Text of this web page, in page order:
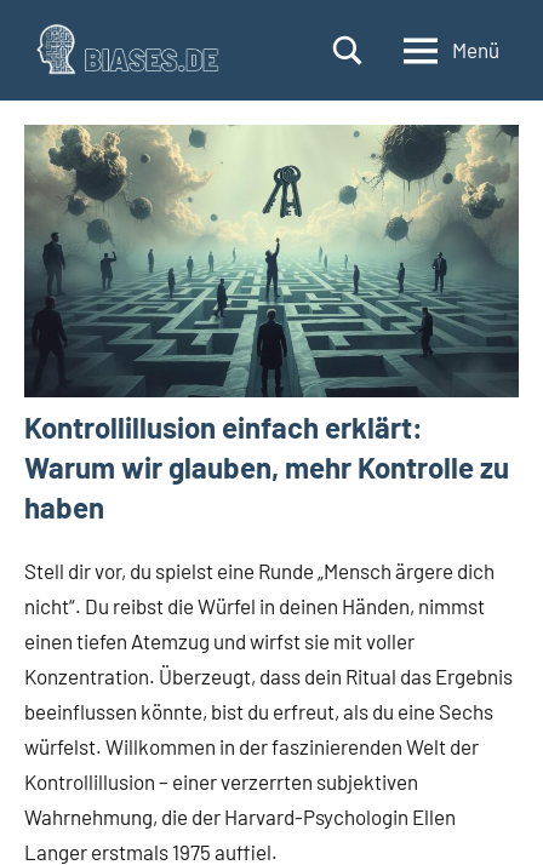
Inhalt
springen
biases.de
Verzerrte
und
Auswirkungen
verstehen
Menü
Kontrollillusion einfach erklärt:
Warum wir glauben, mehr Kontrolle zu
haben
Stell dir vor, du spielst eine Runde „Mensch ärgere dich
nicht“. Du reibst die Würfel in deinen Händen, nimmst
einen tiefen Atemzug und wirfst sie mit voller
Konzentration. Überzeugt, dass dein Ritual das Ergebnis
beeinflussen könnte, bist du erfreut, als du eine Sechs
würfelst. Willkommen in der faszinierenden Welt der
Kontrollillusion – einer verzerrten subjektiven
Wahrnehmung, die der Harvard-Psychologin Ellen
Langer erstmals 1975 auffiel.